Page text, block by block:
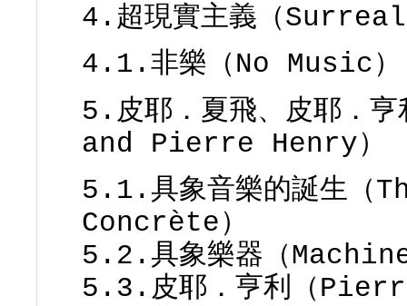
4.超現實主義（
4.1.非樂（No Music）
5.皮耶．夏飛、皮耶
and Pierre Henry）
5.1.具象音樂的誕生
Concrète）
5.2.具象樂器（
5.3.皮耶．亨利（